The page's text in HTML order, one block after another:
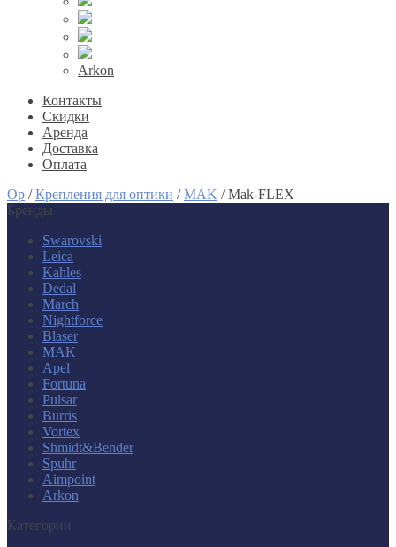
Arkon
Контакты
Скидки
Аренда
Доставка
Оплата
Op /Крепления для оптики /MAK /Mak-FLEX
Бренды
Swarovski
Leica
Kahles
Dedal
March
Nightforce
Blaser
MAK
Apel
Fortuna
Pulsar
Burris
Vortex
Shmidt&Bender
Spuhr
Aimpoint
Arkon
Категории